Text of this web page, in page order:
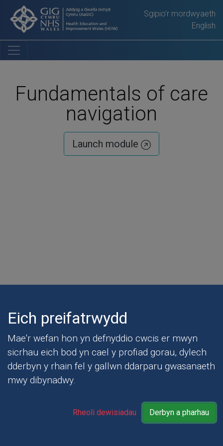
Sgipio'r mordwyaeth
English
Fundamentals of care
navigation
Launch module
Telerau Defnyddio
Map safle
Eich preifatrwydd
Mae'r wefan hon yn defnyddio cwcis er mwyn
sicrhau eich bod yn cael y profiad gorau, dylech
dderbyn y rhain fel y gallwn ddarparu gwasanaeth
mwy dibynadwy.
Rheoli dewisiadau Derbyn a pharhau